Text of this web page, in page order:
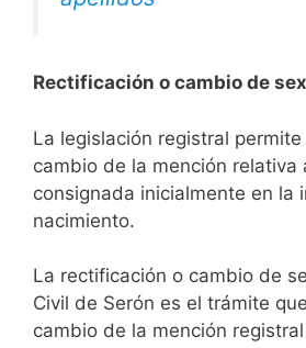
Rectificación o cambio de
La legislación registral
cambio de la mención relativa
consignada inicialmente en la
nacimiento.
La rectificación o cambio de
Civil de Serón es el trámite
cambio de la mención